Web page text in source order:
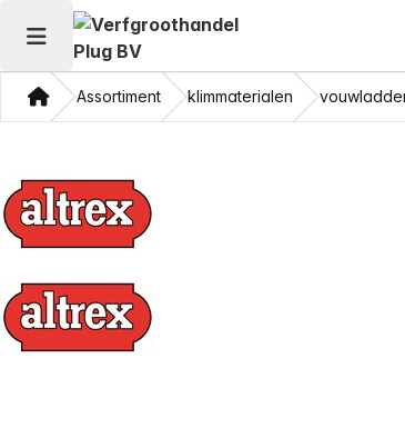
Hoofdmenu openen
ThuisAssortiment klimmaterialen